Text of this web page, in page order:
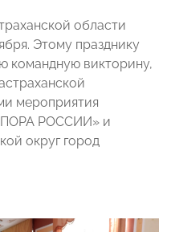
области
Этому празднику
командную викторину,
мероприятия
РОССИИ» и
округ город